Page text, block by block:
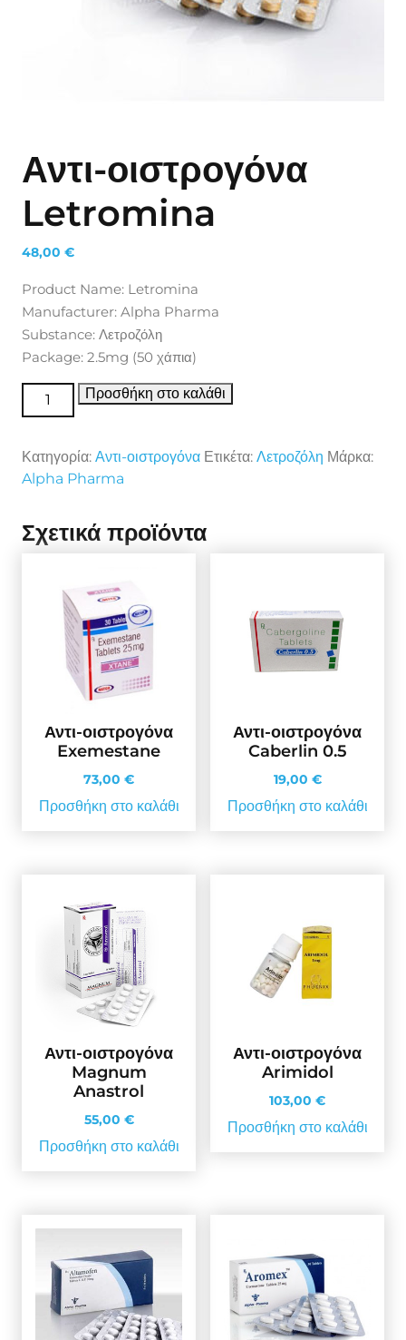
Αντι-οιστρογόνα
Letromina
48,00 €
Product Name: Letromina
Manufacturer: Alpha Pharma
Substance: Λετροζόλη
Package: 2.5mg (50 χάπια)
Αντι-οιστρογόνα Letromina ποσότητα
Προσθήκη στο καλάθι
Κατηγορία: Αντι-οιστρογόνα Ετικέτα: Λετροζόλη Μάρκα:
Alpha Pharma
Σχετικά προϊόντα
Αντι-οιστρογόνα
Exemestane
73,00 €
Προσθήκη στο καλάθι
Αντι-οιστρογόνα
Caberlin 0.5
19,00 €
Προσθήκη στο καλάθι
Αντι-οιστρογόνα
Magnum
Anastrol
55,00 €
Προσθήκη στο καλάθι
Αντι-οιστρογόνα
Arimidol
103,00 €
Προσθήκη στο καλάθι